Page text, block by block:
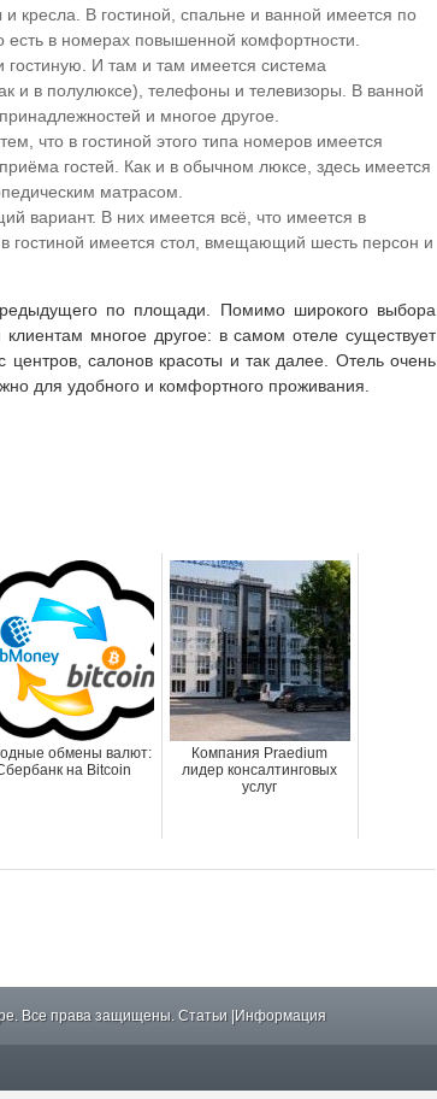
и кресла. В гостиной, спальне и ванной имеется по
есть в номерах повышенной комфортности.
И там и там имеется система
и в полулюксе), телефоны и телевизоры. В ванной
и многое другое.
что в гостиной этого типа номеров имеется
гостей. Как и в обычном люксе, здесь имеется
матрасом.
вариант. В них имеется всё, что имеется в
гостиной имеется стол, вмещающий шесть персон и
по площади. Помимо широкого выбора
клиентам многое другое: в самом отеле существует
салонов красоты и так далее. Отель очень
для удобного и комфортного проживания.
обмены валют:
на Bitcoin
Компания Praedium
лидер консалтинговых
услуг
Все права защищены. Статьи |Информация